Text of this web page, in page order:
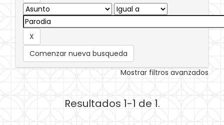
Comenzar nueva busqueda
Mostrar filtros avanzados
Resultados 1-1 de 1.